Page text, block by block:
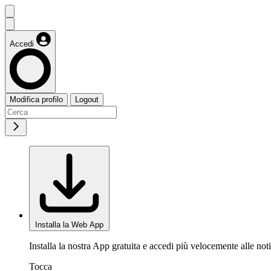
Accedi
Modifica profilo Logout
Installa la Web App
Installa la nostra App gratuita e accedi più velocemente alle
Tocca